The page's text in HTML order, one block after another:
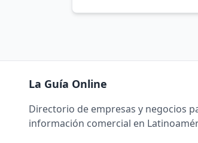
La Guía Online
Directorio de empresas y negocios
información comercial en